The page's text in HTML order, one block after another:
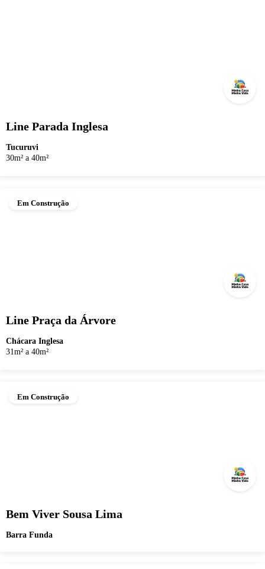
Line Parada Inglesa
Tucuruvi
30m² a 40m²
Em Construção
Line Praça da Árvore
Chácara Inglesa
31m² a 40m²
Em Construção
Bem Viver Sousa Lima
Barra Funda